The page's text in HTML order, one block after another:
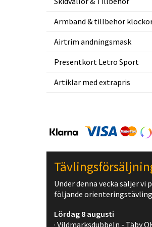
Armband & tillbehör
Airtrim andningsmask
Presentkort Letro Sport
Artiklar med extrapris
Under denna vecka säljer vi
följande
Lördag 8 augusti
· Vildmarksdubbeln - Täby